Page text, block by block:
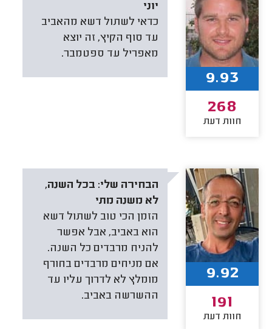
יוני
כדאי לשתול דשא מהאביב
עד סוף הקיץ, זה יוצא
מאפריל עד ספטמבר.
9.93
268
חוות דעת
הבחירה שלי: בכל השנה,
לא משנה מתי
הזמן הכי טוב לשתול דשא
הוא באביב, אבל אפשר
להניח מרבדים כל השנה.
אם מניחים מרבדים בחורף
מומלץ לא לדרוך עליו עד
ההשרשה באביב.
9.92
191
חוות דעת